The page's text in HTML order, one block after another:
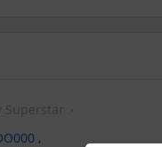
Superstar
,